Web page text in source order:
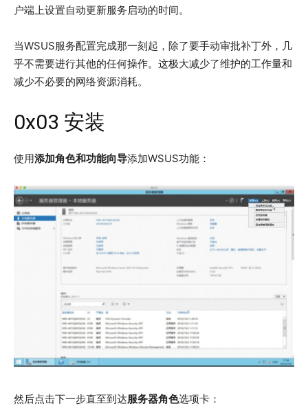
户端上设置自动更新服务启动的时间。
当WSUS服务配置完成那一刻起，除了要手动审批补丁外，几
乎不需要进行其他的任何操作。这极大减少了维护的工作量和
减少不必要的网络资源消耗。
0x03 安装
使用添加角色和功能向导添加WSUS功能：
然后点击下一步直至到达服务器角色选项卡：